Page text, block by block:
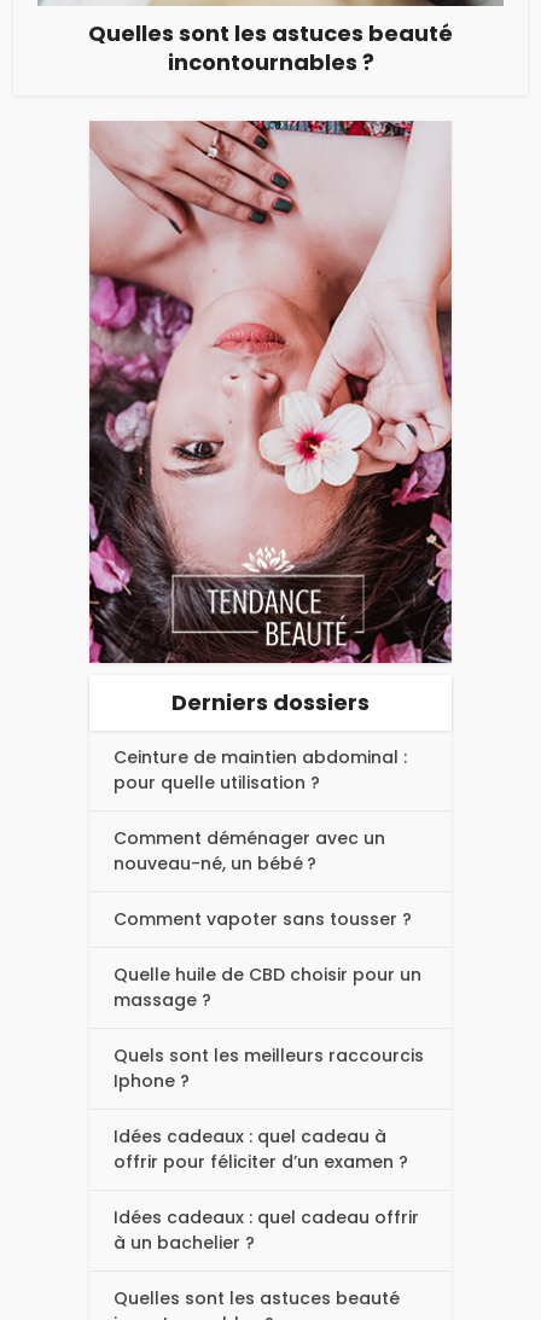
Quelles sont les astuces beauté
incontournables ?
Derniers dossiers
Ceinture de maintien abdominal :
pour quelle utilisation ?
Comment déménager avec un
nouveau-né, un bébé ?
Comment vapoter sans tousser ?
Quelle huile de CBD choisir pour un
massage ?
Quels sont les meilleurs raccourcis
Iphone ?
Idées cadeaux : quel cadeau à
offrir pour féliciter d’un examen ?
Idées cadeaux : quel cadeau offrir
à un bachelier ?
Quelles sont les astuces beauté